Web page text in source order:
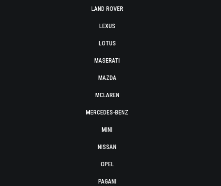
LAND ROVER
LEXUS
LOTUS
MASERATI
MAZDA
MCLAREN
MERCEDES-BENZ
MINI
NISSAN
OPEL
PAGANI